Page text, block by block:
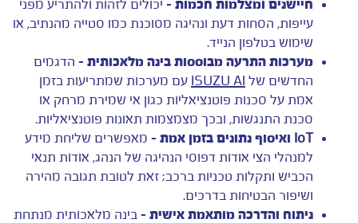
חיישנים ומצלמות חכמות – יכולים לזהות ולהתריע מפני
עייפות, הסחות דעת ונהיגה מסוכנת כמו סטייה מהנתיב, או
שימוש בטלפון הנייד.
מערכות התרעה מבוססות בינה מלאכותית – הדגמים
החדשים של ISUZU AI עם מערכות שמתריעות בזמן
אמת על סכנות פוטנציאליות כגון אי שמירת מרחק או
סכנת התנגשות, ובכך מצמצמות תאונות פוטנציאליות.
IoT ואיסוף נתונים בזמן אמת – מאפשרים שליחת מידע
למנהלי הצי אודות דפוסי הנהיגה של הנהג, אודות תנאי
הכביש ותקלות טכניות ברכב; זאת לטובת תגובה מהירה
ושיפור הבטיחות בדרכים.
ניתוח והדרכה מותאמת אישית – בינה מלאכותית מנתחת